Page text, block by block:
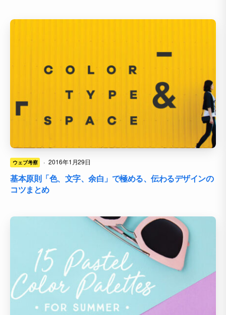
ウェブ考察 · 2016年1月29日
基本原則「色、文字、余白」で極める、伝わるデザインの
コツまとめ